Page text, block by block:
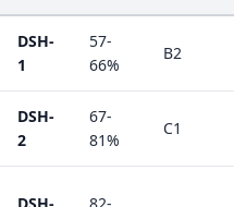
DSH-
1
57-
66%
B2
DSH-
2
67-
81%
C1